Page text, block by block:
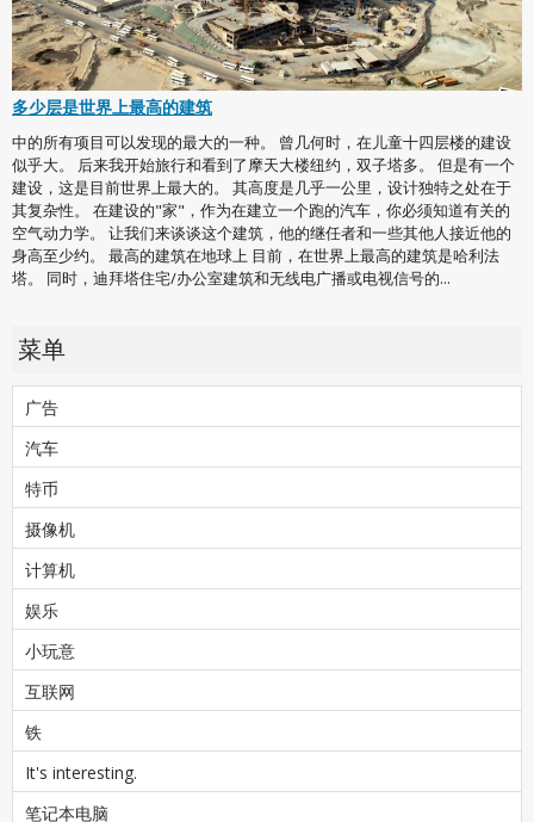
多少层是世界上最高的建筑
中的所有项目可以发现的最大的一种。 曾几何时，在儿童十四层楼的建设
似乎大。 后来我开始旅行和看到了摩天大楼纽约，双子塔多。 但是有一个
建设，这是目前世界上最大的。 其高度是几乎一公里，设计独特之处在于
其复杂性。 在建设的"家"，作为在建立一个跑的汽车，你必须知道有关的
空气动力学。 让我们来谈谈这个建筑，他的继任者和一些其他人接近他的
身高至少约。 最高的建筑在地球上 目前，在世界上最高的建筑是哈利法
塔。 同时，迪拜塔住宅/办公室建筑和无线电广播或电视信号的...
菜单
广告
汽车
特币
摄像机
计算机
娱乐
小玩意
互联网
铁
It's interesting.
笔记本电脑